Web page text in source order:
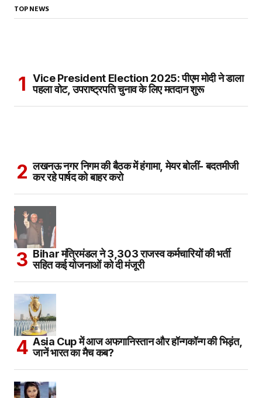
TOP NEWS
Vice President Election 2025: पीएम मोदी ने डाला
पहला वोट, उपराष्ट्रपति चुनाव के लिए मतदान शुरू
लखनऊ नगर निगम की बैठक में हंगामा, मेयर बोलीं- बदतमीजी
कर रहे पार्षद को बाहर करो
Bihar मंत्रिमंडल ने 3,303 राजस्व कर्मचारियों की भर्ती
सहित कई योजनाओं को दी मंजूरी
Asia Cup में आज अफगानिस्तान और हॉन्गकॉन्ग की भिड़ंत,
जानें भारत का मैच कब?